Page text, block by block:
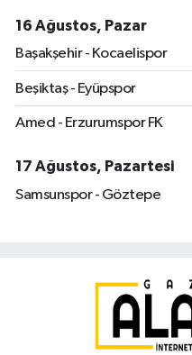
16 Ağustos, Pazar
Başakşehir - Kocaelispor
Beşiktaş - Eyüpspor
Amed - Erzurumspor FK
17 Ağustos, Pazartesi
Samsunspor - Göztepe